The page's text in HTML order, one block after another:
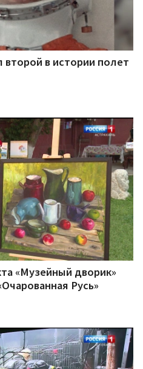
второй в истории полет
«Музейный дворик»
Русь»